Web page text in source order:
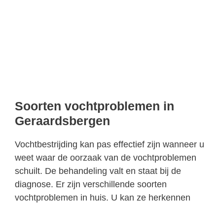
Soorten vochtproblemen in
Geraardsbergen
Vochtbestrijding kan pas effectief zijn wanneer u
weet waar de oorzaak van de vochtproblemen
schuilt. De behandeling valt en staat bij de
diagnose. Er zijn verschillende soorten
vochtproblemen in huis. U kan ze herkennen